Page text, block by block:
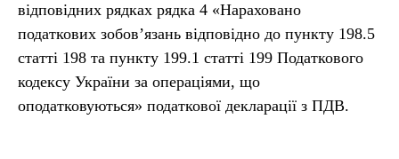
відповідних рядках рядка 4 «Нараховано
податкових зобов’язань відповідно до пункту 198.5
статті 198 та пункту 199.1 статті 199 Податкового
кодексу України за операціями, що
оподатковуються» податкової декларації з ПДВ.